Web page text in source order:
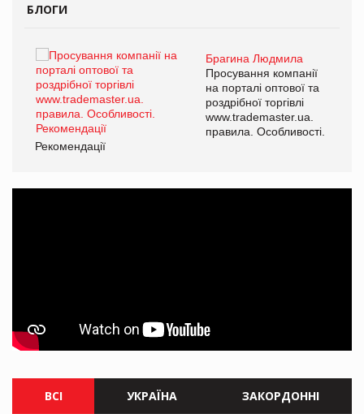
БЛОГИ
Брагина Людмила
Просування компанії
на порталі оптової та
роздрібної торгівлі
www.trademaster.ua.
правила. Особливості.
Рекомендації
ВСІ УКРАЇНА ЗАКОРДОННІ